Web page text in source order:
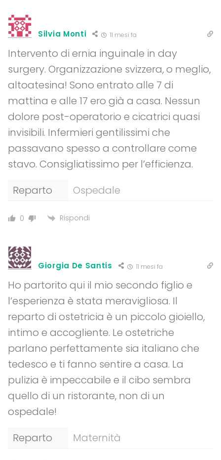
Silvia Monti 11 mesi fa
Intervento di ernia inguinale in day
surgery. Organizzazione svizzera, o meglio,
altoatesina! Sono entrato alle 7 di
mattina e alle 17 ero già a casa. Nessun
dolore post-operatorio e cicatrici quasi
invisibili. Infermieri gentilissimi che
passavano spesso a controllare come
stavo. Consigliatissimo per l’efficienza.
Reparto
Ospedale
0 Rispondi
Giorgia De Santis 11 mesi fa
Ho partorito qui il mio secondo figlio e
l’esperienza è stata meravigliosa. Il
reparto di ostetricia è un piccolo gioiello,
intimo e accogliente. Le ostetriche
parlano perfettamente sia italiano che
tedesco e ti fanno sentire a casa. La
pulizia è impeccabile e il cibo sembra
quello di un ristorante, non di un
ospedale!
Reparto
Maternità